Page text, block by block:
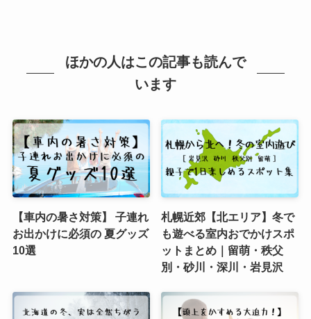
ほかの人はこの記事も読んで
います
【車内の暑さ対策】 子連れ
お出かけに必須の 夏グッズ
10選
札幌近郊【北エリア】冬で
も遊べる室内おでかけスポ
ットまとめ｜留萌・秩父
別・砂川・深川・岩見沢